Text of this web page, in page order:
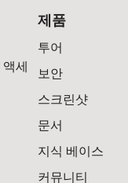
세
제품
투어
보안
스크린샷
문서
지식 베이스
커뮤니티